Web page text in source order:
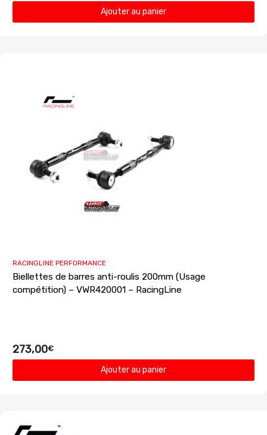
Ajouter au panier
RACINGLINE PERFORMANCE
Biellettes de barres anti-roulis 200mm (Usage
compétition) – VWR420001 – RacingLine
273,00€
Ajouter au panier